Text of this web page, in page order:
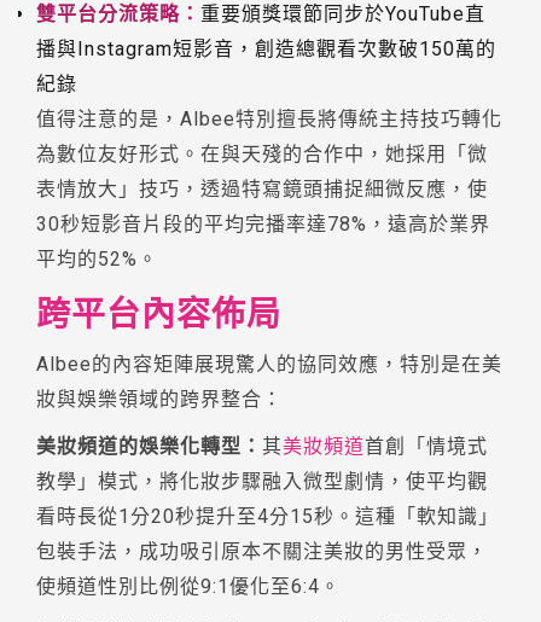
雙平台分流策略： 重要頒獎環節同步於YouTube直
播與Instagram短影音，創造總觀看次數破150萬的
紀錄
值得注意的是，Albee特別擅長將傳統主持技巧轉化
為數位友好形式。在與天殘的合作中，她採用「微
表情放大」技巧，透過特寫鏡頭捕捉細微反應，使
30秒短影音片段的平均完播率達78%，遠高於業界
平均的52%。
跨平台內容佈局
Albee的內容矩陣展現驚人的協同效應，特別是在美
妝與娛樂領域的跨界整合：
美妝頻道的娛樂化轉型： 其美妝頻道首創「情境式
教學」模式，將化妝步驟融入微型劇情，使平均觀
看時長從1分20秒提升至4分15秒。這種「軟知識」
包裝手法，成功吸引原本不關注美妝的男性受眾，
使頻道性別比例從9:1優化至6:4。